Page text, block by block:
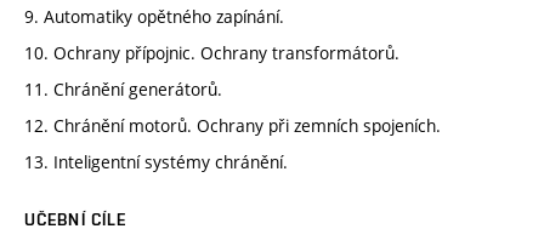
9. Automatiky opětného zapínání.
10. Ochrany přípojnic. Ochrany transformátorů.
11. Chránění generátorů.
12. Chránění motorů. Ochrany při zemních spojeních.
13. Inteligentní systémy chránění.
UČEBNÍ CÍLE